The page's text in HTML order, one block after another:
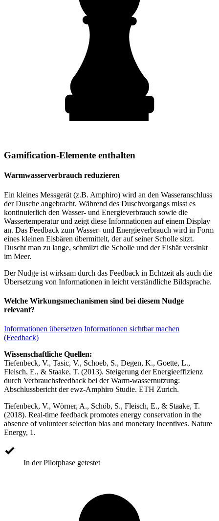
Gamification-Elemente enthalten
Warmwasserverbrauch reduzieren
Ein kleines Messgerät (z.B. Amphiro) wird an den Wasseranschluss
der Dusche angebracht. Während des Duschvorgangs misst es
kontinuierlich den Wasser- und Energieverbrauch sowie die
Wassertemperatur und zeigt diese Informationen auf einem Display
an. Das Feedback zum Wasser- und Energieverbrauch wird in Form
eines kleinen Eisbären übermittelt, der auf seiner Scholle sitzt.
Duscht man zu lange, schmilzt die Scholle und der Eisbär versinkt
im Meer.
Der Nudge ist wirksam durch das Feedback in Echtzeit als auch die
Übersetzung von Informationen in leicht verständliche Bildsprache.
Welche Wirkungsmechanismen sind bei diesem Nudge
relevant?
Informationen übersetzen Informationen sichtbar machen
(Feedback)
Wissenschaftliche Quellen:
Tiefenbeck, V., Tasic, V., Schoeb, S., Degen, K., Goette, L.,
Fleisch, E., & Staake, T. (2013). Steigerung der Energieeffizienz
durch Verbrauchsfeedback bei der Warm-wassernutzung:
Abschlussbericht der ewz-Amphiro Studie. ETH Zurich.
Tiefenbeck, V., Wörner, A., Schöb, S., Fleisch, E., & Staake, T.
(2018). Real-time feedback promotes energy conservation in the
absence of volunteer selection bias and monetary incentives. Nature
Energy, 1.
In der Pilotphase getestet